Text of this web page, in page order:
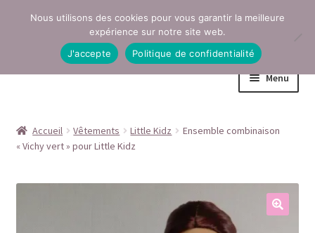
Aller
navigation
Aller
Menu
Conditions générales de vente
Contact
Accueil Vêtements Little Kidz
Ensemble combinaison
« Vichy vert » pour Little Kidz
Nous utilisons des cookies pour vous garantir la meilleure
expérience sur notre site web.
J'accepte
Politique de confidentialité